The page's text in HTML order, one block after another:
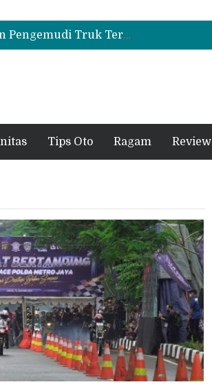
Hino Tingkatkan Keamanan Kendaraan Niaga dengan Standarisasi Karoseri
UD Trucks Extra Mile Challenge 2026 Lahirkan Pengemudi Truk Terbaik, Crisanto Melaju ke Jepang
Biaya Operasional Geely Starray EM-i Mulai Rp514 Ribu per Bulan, Jarak Tempuh Tembus 1.000 Km
Tips Oto Ragam Review